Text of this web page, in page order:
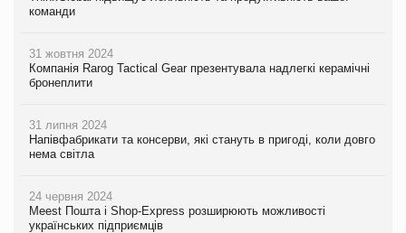
команди
31 жовтня 2024
Компанія Rarog Tactical Gear презентувала надлегкі керамічні
бронеплити
31 липня 2024
Напівфабрикати та консерви, які стануть в пригоді, коли довго
нема світла
24 червня 2024
Meest Пошта і Shop-Express розширюють можливості
українських підприємців